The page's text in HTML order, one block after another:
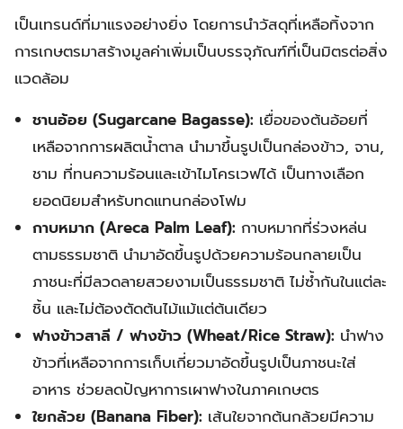
เป็นเทรนด์ที่มาแรงอย่างยิ่ง โดยการนำวัสดุที่เหลือทิ้งจาก
การเกษตรมาสร้างมูลค่าเพิ่มเป็นบรรจุภัณฑ์ที่เป็นมิตรต่อสิ่ง
แวดล้อม
ชานอ้อย (Sugarcane Bagasse): เยื่อของต้นอ้อยที่
เหลือจากการผลิตน้ำตาล นำมาขึ้นรูปเป็นกล่องข้าว, จาน,
ชาม ที่ทนความร้อนและเข้าไมโครเวฟได้ เป็นทางเลือก
ยอดนิยมสำหรับทดแทนกล่องโฟม
กาบหมาก (Areca Palm Leaf): กาบหมากที่ร่วงหล่น
ตามธรรมชาติ นำมาอัดขึ้นรูปด้วยความร้อนกลายเป็น
ภาชนะที่มีลวดลายสวยงามเป็นธรรมชาติ ไม่ซ้ำกันในแต่ละ
ชิ้น และไม่ต้องตัดต้นไม้แม้แต่ต้นเดียว
ฟางข้าวสาลี / ฟางข้าว (Wheat/Rice Straw): นำฟาง
ข้าวที่เหลือจากการเก็บเกี่ยวมาอัดขึ้นรูปเป็นภาชนะใส่
อาหาร ช่วยลดปัญหาการเผาฟางในภาคเกษตร
ใยกล้วย (Banana Fiber): เส้นใยจากต้นกล้วยมีความ